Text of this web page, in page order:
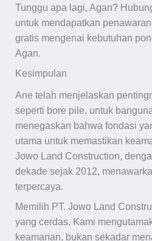
Tunggu apa lagi, Agan?
untuk mendapatkan
gratis mengenai kebutuhan
Agan.
Kesimpulan
Ane telah menjelaskan
seperti bore pile, untuk
menegaskan bahwa fondasi
utama untuk memastikan
Jowo Land Construction,
dekade sejak 2012,
terpercaya.
Memilih PT. Jowo Land
yang cerdas. Kami
keamanan, bukan sekadar